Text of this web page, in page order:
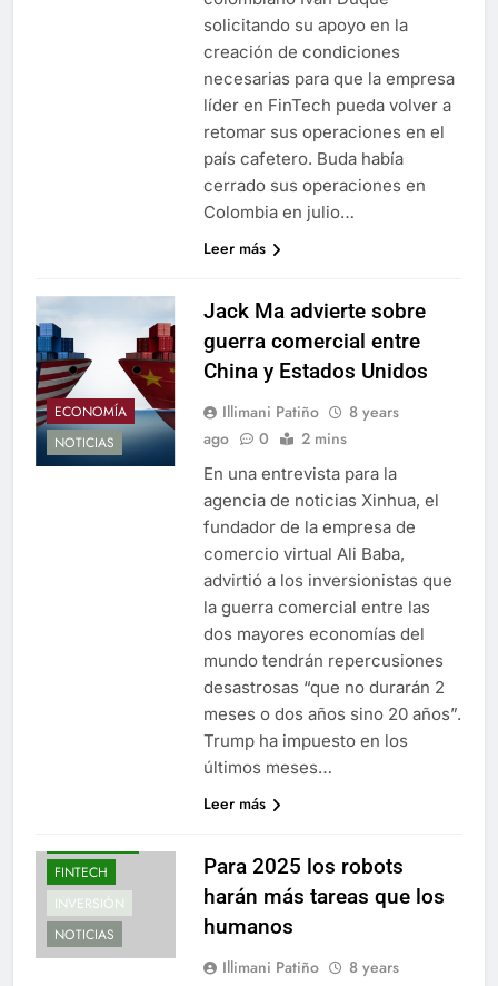
solicitando su apoyo en la
creación de condiciones
necesarias para que la empresa
líder en FinTech pueda volver a
retomar sus operaciones en el
país cafetero. Buda había
cerrado sus operaciones en
Colombia en julio…
Leer más
ECONOMÍA
NOTICIAS
Jack Ma advierte sobre
guerra comercial entre
China y Estados Unidos
Illimani Patiño
8 years
ago
0 2 mins
En una entrevista para la
agencia de noticias Xinhua, el
fundador de la empresa de
comercio virtual Ali Baba,
advirtió a los inversionistas que
la guerra comercial entre las
dos mayores economías del
mundo tendrán repercusiones
desastrosas “que no durarán 2
meses o dos años sino 20 años”.
Trump ha impuesto en los
últimos meses…
Leer más
FINTECH
INVERSIÓN
NOTICIAS
Para 2025 los robots
harán más tareas que los
humanos
Illimani Patiño
8 years